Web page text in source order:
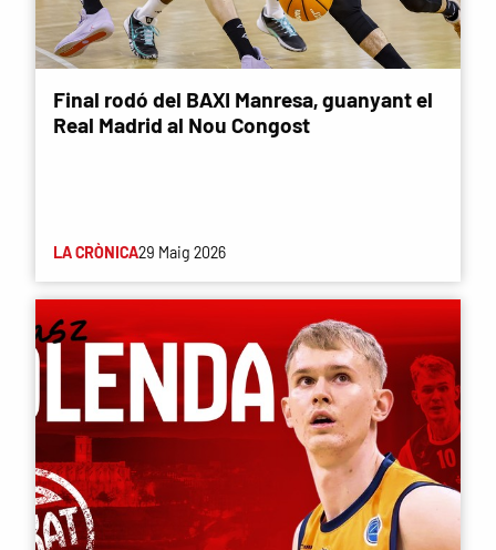
Final rodó del BAXI Manresa, guanyant el
Real Madrid al Nou Congost
LA CRÒNICA29 Maig 2026